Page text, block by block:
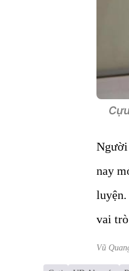
Người
nay
vai
Vũ